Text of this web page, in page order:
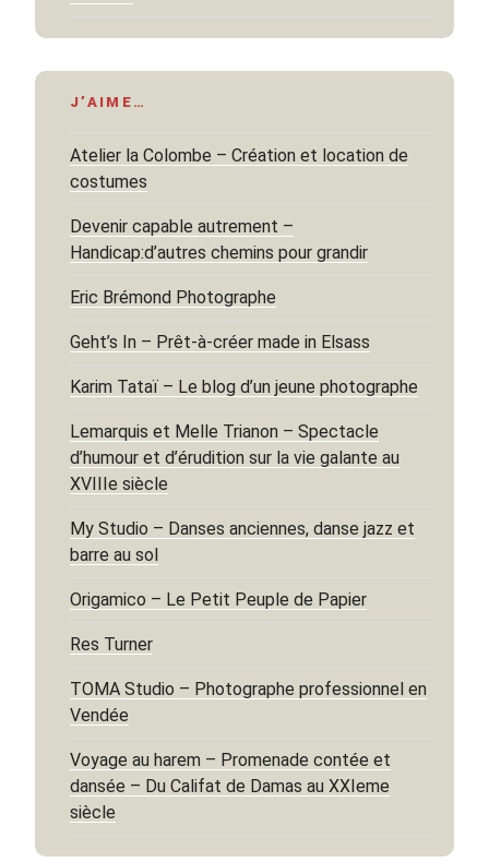
J’AIME…
Atelier la Colombe – Création et location de
costumes
Devenir capable autrement –
Handicap:d’autres chemins pour grandir
Eric Brémond Photographe
Geht’s In – Prêt-à-créer made in Elsass
Karim Tataï – Le blog d’un jeune photographe
Lemarquis et Melle Trianon – Spectacle
d’humour et d’érudition sur la vie galante au
XVIIIe siècle
My Studio – Danses anciennes, danse jazz et
barre au sol
Origamico – Le Petit Peuple de Papier
Res Turner
TOMA Studio – Photographe professionnel en
Vendée
Voyage au harem – Promenade contée et
dansée – Du Califat de Damas au XXIeme
siècle